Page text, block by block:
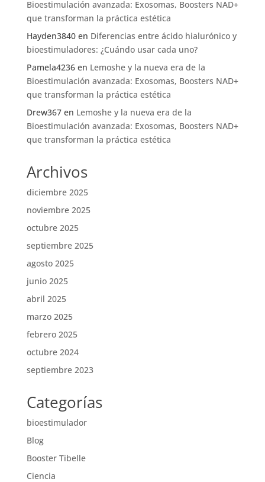
Bioestimulación avanzada: Exosomas, Boosters NAD+
que transforman la práctica estética
Hayden3840en Diferencias entre ácido hialurónico y
bioestimuladores: ¿Cuándo usar cada uno?
Pamela4236en Lemoshe y la nueva era de la
Bioestimulación avanzada: Exosomas, Boosters NAD+
que transforman la práctica estética
Drew367en Lemoshe y la nueva era de la
Bioestimulación avanzada: Exosomas, Boosters NAD+
que transforman la práctica estética
Archivos
diciembre 2025
noviembre 2025
octubre 2025
septiembre 2025
agosto 2025
junio 2025
abril 2025
marzo 2025
febrero 2025
octubre 2024
septiembre 2023
Categorías
bioestimulador
Blog
Booster Tibelle
Ciencia